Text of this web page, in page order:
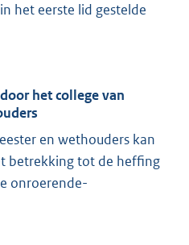
het eerste lid gestelde
het college van
en wethouders kan
betrekking tot de heffing
onroerende-